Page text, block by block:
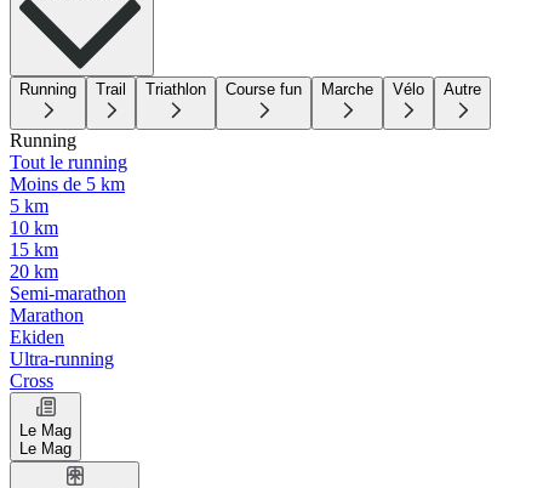
Running Trail Triathlon Course fun Marche Vélo Autre
Running
Tout le running
Moins de 5 km
5 km
10 km
15 km
20 km
Semi-marathon
Marathon
Ekiden
Ultra-running
Cross
Le Mag
Le Mag